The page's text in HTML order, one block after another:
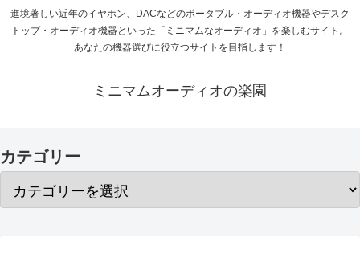
進境著しい近年のイヤホン、DACなどのポータブル・オーディオ機器やデスク
トップ・オーディオ機器といった「ミニマムなオーディオ」を楽しむサイト。
あなたの機器選びに役立つサイトを目指します！
ミニマムオーディオの楽園
カテゴリー